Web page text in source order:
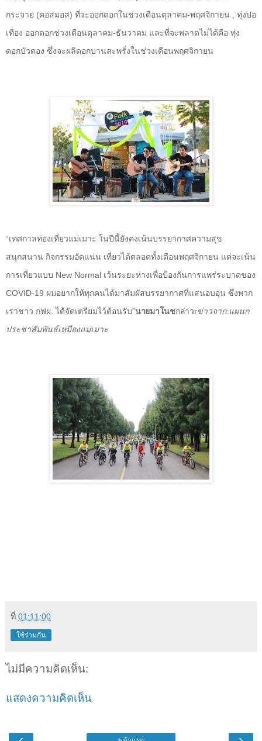
กระจาย (คอสมอส) ที่จะออกดอกในช่วงเดือนตุลาคม-พฤศจิกายน , ทุ่งปอ
เทือง ออกดอกช่วงเดือนตุลาคม-ธันวาคม และที่จะพลาดไม่ได้คือ ทุ่ง
ดอกบัวตอง ซึ่งจะผลิดอกบานสะพรั่งในช่วงเดือนพฤศจิกายน
“เทศกาลท่องเที่ยวแม่เมาะ ในปีนี้ยังคงเน้นบรรยากาศความสุข
สนุกสนาน กิจกรรมอัดแน่น เที่ยวได้ตลอดทั้งเดือนพฤศจิกายน แต่จะเน้น
การเที่ยวแบบ New Normal เว้นระยะห่างเพื่อป้องกันการแพร่ระบาดของ
COVID-19 ผมอยากให้ทุกคนได้มาสัมผัสบรรยากาศที่แสนอบอุ่น ซึ่งพวก
เราชาว กฟผ. ได้จัดเตรียมไว้ต้อนรับ”นายมาโนชกล่าวrข่าวจาก:แผนก
ประชาสัมพันธ์เหมืองแม่เมาะ
ที่ 01:11:00
ใช้ร่วมกัน
ไม่มีความคิดเห็น:
แสดงความคิดเห็น